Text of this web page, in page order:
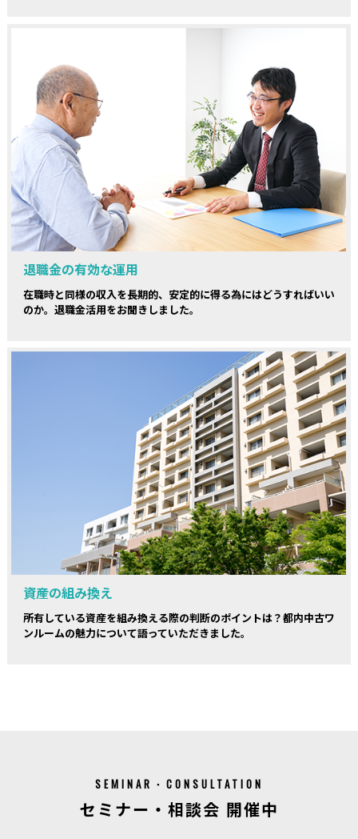
退職金の有効な運用
在職時と同様の収入を長期的、安定的に得る為にはどうすればいい
のか。退職金活用をお聞きしました。
資産の組み換え
所有している資産を組み換える際の判断のポイントは？都内中古ワ
ンルームの魅力について語っていただきました。
SEMINAR・CONSULTATION
セミナー・相談会 開催中